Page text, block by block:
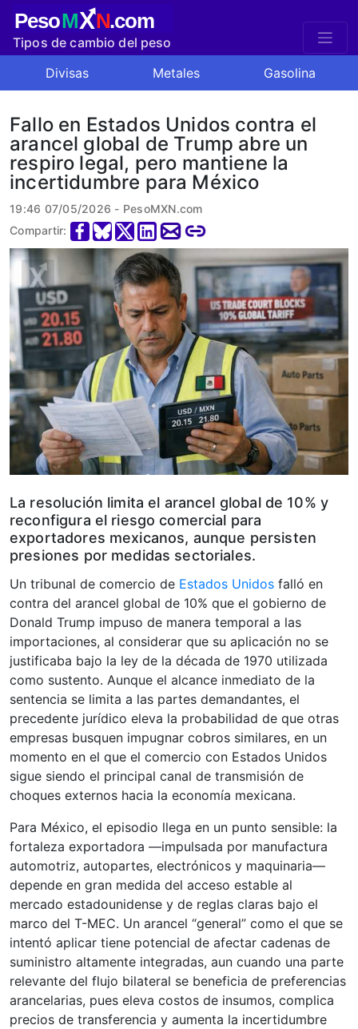
PesoMXN.com
Tipos de cambio del peso
Divisas Metales Gasolina
Fallo en Estados Unidos contra el
arancel global de Trump abre un
respiro legal, pero mantiene la
incertidumbre para México
19:46 07/05/2026 - PesoMXN.com
Compartir:
La resolución limita el arancel global de 10% y
reconfigura el riesgo comercial para
exportadores mexicanos, aunque persisten
presiones por medidas sectoriales.
Un tribunal de comercio de Estados Unidos falló en
contra del arancel global de 10% que el gobierno de
Donald Trump impuso de manera temporal a las
importaciones, al considerar que su aplicación no se
justificaba bajo la ley de la década de 1970 utilizada
como sustento. Aunque el alcance inmediato de la
sentencia se limita a las partes demandantes, el
precedente jurídico eleva la probabilidad de que otras
empresas busquen impugnar cobros similares, en un
momento en el que el comercio con Estados Unidos
sigue siendo el principal canal de transmisión de
choques externos hacia la economía mexicana.
Para México, el episodio llega en un punto sensible: la
fortaleza exportadora —impulsada por manufactura
automotriz, autopartes, electrónicos y maquinaria—
depende en gran medida del acceso estable al
mercado estadounidense y de reglas claras bajo el
marco del T-MEC. Un arancel “general” como el que se
intentó aplicar tiene potencial de afectar cadenas de
suministro altamente integradas, aun cuando una parte
relevante del flujo bilateral se beneficia de preferencias
arancelarias, pues eleva costos de insumos, complica
precios de transferencia y aumenta la incertidumbre